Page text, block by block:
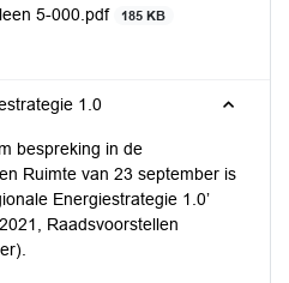
5-000.pdf
185 KB
1.0
bespreking in de
Ruimte van 23 september is
Energiestrategie 1.0’
Raadsvoorstellen